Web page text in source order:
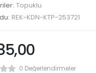
Topuklu
REK-KDN-KTP-253721
0 Değerlendirmeler